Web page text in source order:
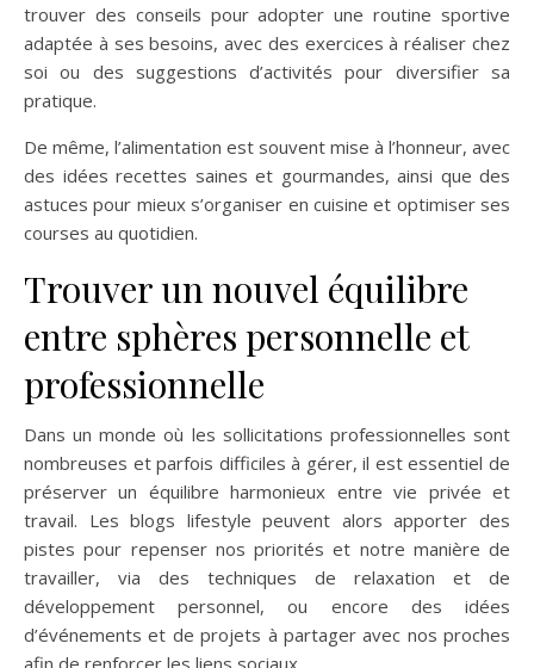
trouver des conseils pour adopter une routine sportive
adaptée à ses besoins, avec des exercices à réaliser chez
soi ou des suggestions d’activités pour diversifier sa
pratique.
De même, l’alimentation est souvent mise à l’honneur, avec
des idées recettes saines et gourmandes, ainsi que des
astuces pour mieux s’organiser en cuisine et optimiser ses
courses au quotidien.
Trouver un nouvel équilibre
entre sphères personnelle et
professionnelle
Dans un monde où les sollicitations professionnelles sont
nombreuses et parfois difficiles à gérer, il est essentiel de
préserver un équilibre harmonieux entre vie privée et
travail. Les blogs lifestyle peuvent alors apporter des
pistes pour repenser nos priorités et notre manière de
travailler, via des techniques de relaxation et de
développement personnel, ou encore des idées
d’événements et de projets à partager avec nos proches
afin de renforcer les liens sociaux.